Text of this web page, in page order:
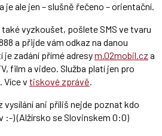
je ale jen – slušně řečeno – orientační.
vyzkoušet, pošlete SMS ve tvaru
a přijde vám odkaz na danou
je zadání přímé adresym.02mobil.cz a
film a video. Služba platí jen pro
Více v tiskové zprávě.
ani příliš nejde poznat kdo
:-) (Alžírsko se Slovinskem 0:0)